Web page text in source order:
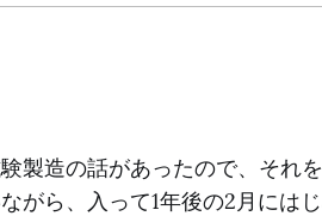
製造の話があったので、それ
がら、入って1年後の2月には